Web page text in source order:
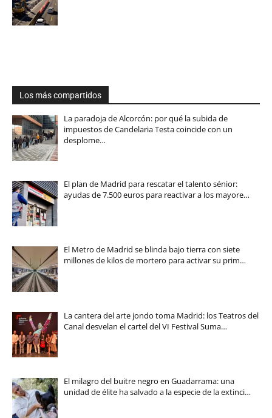
Los más compartidos
La paradoja de Alcorcón: por qué la subida de
impuestos de Candelaria Testa coincide con un
desplome…
El plan de Madrid para rescatar el talento sénior:
ayudas de 7.500 euros para reactivar a los mayore…
El Metro de Madrid se blinda bajo tierra con siete
millones de kilos de mortero para activar su prim…
La cantera del arte jondo toma Madrid: los Teatros del
Canal desvelan el cartel del VI Festival Suma…
El milagro del buitre negro en Guadarrama: una
unidad de élite ha salvado a la especie de la extinci…